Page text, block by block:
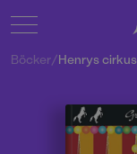
Böcker/Henrys cirkus